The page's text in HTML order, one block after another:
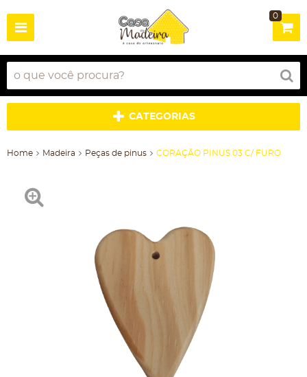
0
CATEGORIAS
Home Madeira Peças de pinus CORAÇÃO PINUS 03 C/ FURO